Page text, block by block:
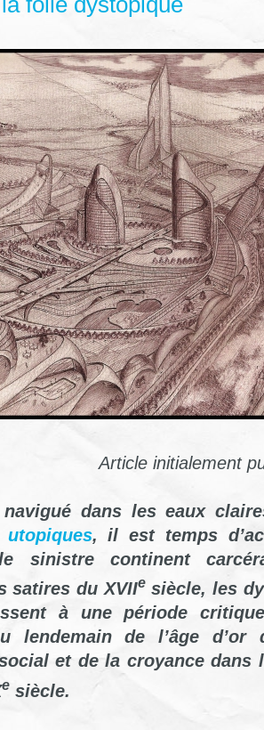
Article initialement
dans les eaux
, il est temps
sinistre continent
satires du XVIIesiècle, les
à une période
lendemain de l’âge d’or
et de la croyance dans
e siècle.